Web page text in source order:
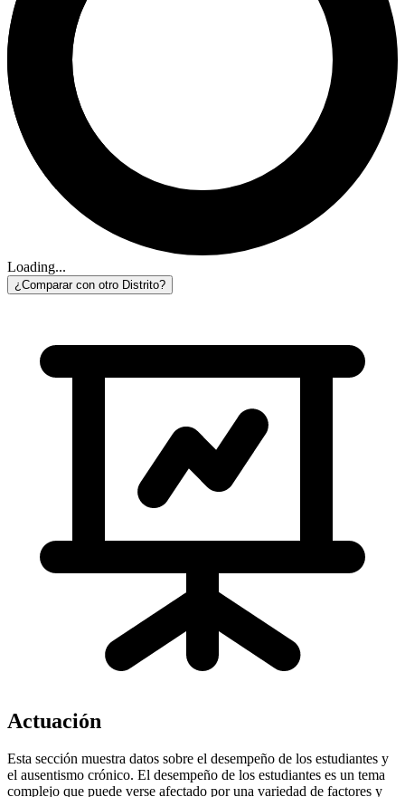
Loading...
¿Comparar con otro Distrito?
Actuación
Esta sección muestra datos sobre el desempeño de los estudiantes y
el ausentismo crónico. El desempeño de los estudiantes es un tema
complejo que puede verse afectado por una variedad de factores y